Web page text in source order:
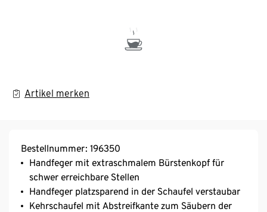
Artikel merken
Bestellnummer: 196350
Handfeger mit extraschmalem Bürstenkopf für
schwer erreichbare Stellen
Handfeger platzsparend in der Schaufel verstaubar
Kehrschaufel mit Abstreifkante zum Säubern der